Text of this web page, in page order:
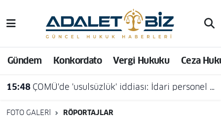
Gündem Konkordato Vergi Hukuku Ceza
15:48 ÇOMÜ'de 'usulsüzlük' iddiası: İdari personel açığa alındı
FOTO GALERI RÖPORTAJLAR
Hava Durumu
Trafik Durumu
Süper Lig Puan Durumu ve Fikstür
Tüm Manşetler